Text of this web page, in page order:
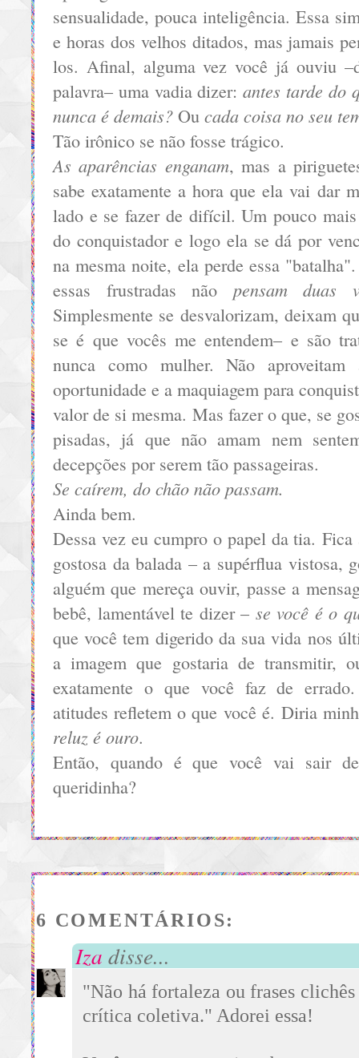
sensualidade, pouca inteligência. Essa
e horas dos velhos ditados, mas jamais
los. Afinal, alguma vez você já ouviu
palavra– uma vadia dizer:antes tarde do
nunca é demais? Ou cada coisa no seu
Tão irônico se não fosse trágico.
As aparências enganam, mas a
sabe exatamente a hora que ela vai dar
lado e se fazer de difícil. Um pouco
do conquistador e logo ela se dá por
na mesma noite, ela perde essa
essas frustradas não pensam duas
Simplesmente se desvalorizam, deixam
se é que vocês me entendem– e são
nunca como mulher. Não
oportunidade e a maquiagem para
valor de si mesma. Mas fazer o que, se
pisadas, já que não amam nem
decepções por serem tão passageiras.
Se caírem, do chão não passam.
Ainda bem.
Dessa vez eu cumpro o papel da tia.
gostosa da balada – a supérflua vistosa,
alguém que mereça ouvir, passe a
bebê, lamentável te dizer – se você é o
que você tem digerido da sua vida nos
a imagem que gostaria de transmitir,
exatamente o que você faz de
atitudes refletem o que você é. Diria
reluz é ouro.
Então, quando é que você vai sair
queridinha?
6 COMENTÁRIOS:
Iza disse...
"Não há fortaleza ou frases
crítica coletiva." Adorei essa!